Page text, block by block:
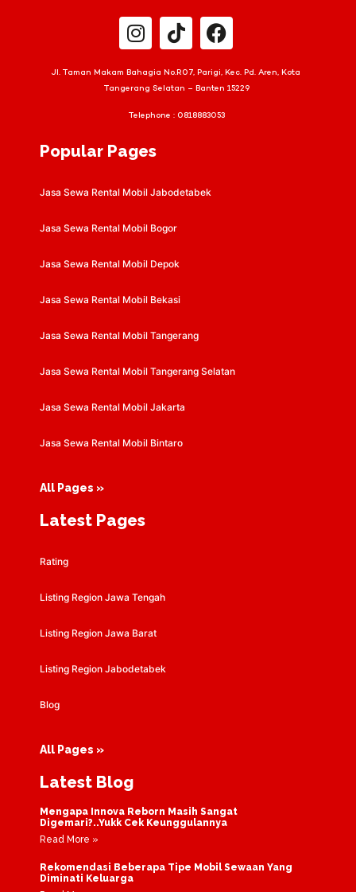
Jl. Taman Makam Bahagia No.R07, Parigi, Kec. Pd. Aren, Kota
Tangerang Selatan – Banten 15229
Telephone : 0818883053
Popular Pages
Jasa Sewa Rental Mobil Jabodetabek
Jasa Sewa Rental Mobil Bogor
Jasa Sewa Rental Mobil Depok
Jasa Sewa Rental Mobil Bekasi
Jasa Sewa Rental Mobil Tangerang
Jasa Sewa Rental Mobil Tangerang Selatan
Jasa Sewa Rental Mobil Jakarta
Jasa Sewa Rental Mobil Bintaro
All Pages »
Latest Pages
Rating
Listing Region Jawa Tengah
Listing Region Jawa Barat
Listing Region Jabodetabek
Blog
All Pages »
Latest Blog
Mengapa Innova Reborn Masih Sangat
Digemari?..Yukk Cek Keunggulannya
Read More »
Rekomendasi Beberapa Tipe Mobil Sewaan Yang
Diminati Keluarga